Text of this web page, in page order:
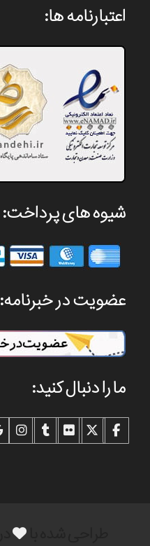
اعتبارنامه ها:
شیوه های پرداخت:
عضویت در خبرنامه:
ما را دنبال کنید:
طراحی شده با